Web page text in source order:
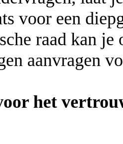
voor een
raad kan je
aanvragen
het